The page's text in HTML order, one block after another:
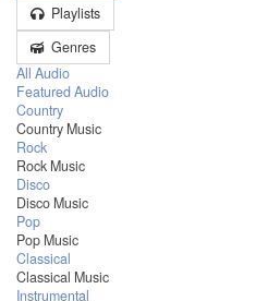
Playlists
Genres
All Audio
Featured Audio
Country
Country Music
Rock
Rock Music
Disco
Disco Music
Pop
Pop Music
Classical
Classical Music
Instrumental